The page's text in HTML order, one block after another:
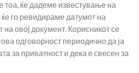
тоа, ќе дадеме известување на
го ревидираме датумот на
овој документ. Корисникот се
одговорност периодично да ја
за приватност и дека е свесен за